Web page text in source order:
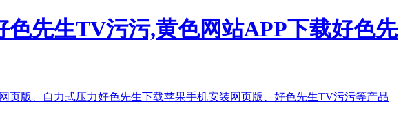
先生TV污污,黄色网站APP下载好色先